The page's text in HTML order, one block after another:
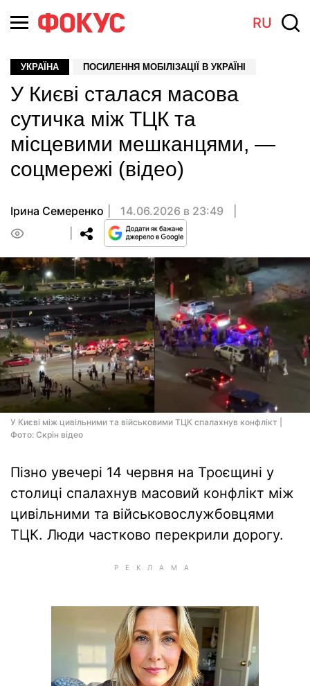
RU
УКРАЇНА ПОСИЛЕННЯ МОБІЛІЗАЦІЇ В УКРАЇНІ
У Києві сталася масова
сутичка між ТЦК та
місцевими мешканцями, —
соцмережі (відео)
Ірина Семеренко
14.06.2026 в 23:49
У Києві між цивільними та військовими ТЦК спалахнув конфлікт |
Фото: Скрін відео
Пізно увечері 14 червня на Троєщині у
столиці спалахнув масовий конфлікт між
цивільними та військовослужбовцями
ТЦК. Люди частково перекрили дорогу.